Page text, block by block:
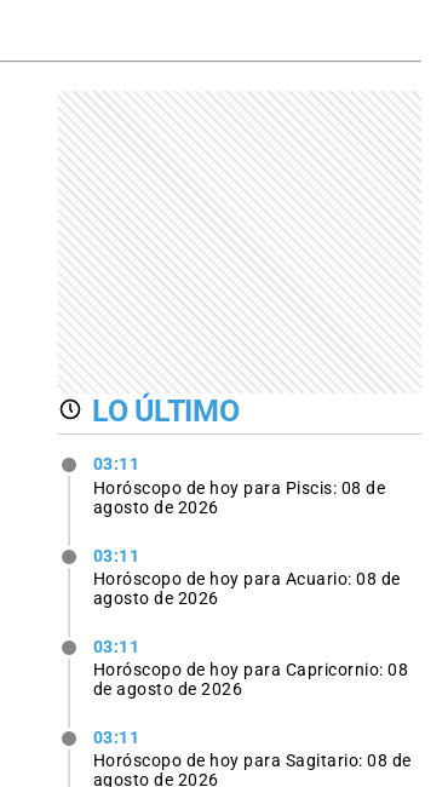
LO ÚLTIMO
03:11
Horóscopo de hoy para Piscis: 08 de
agosto de 2026
03:11
Horóscopo de hoy para Acuario: 08 de
agosto de 2026
03:11
Horóscopo de hoy para Capricornio: 08
de agosto de 2026
03:11
Horóscopo de hoy para Sagitario: 08 de
agosto de 2026